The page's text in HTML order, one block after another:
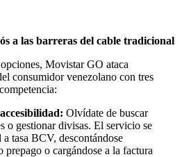
a las barreras del cable tradicional
Movistar GO ataca
consumidor venezolano con tres
Olvídate de buscar
o gestionar divisas. El servicio se
tasa BCV, descontándose
prepago o cargándose a la factura